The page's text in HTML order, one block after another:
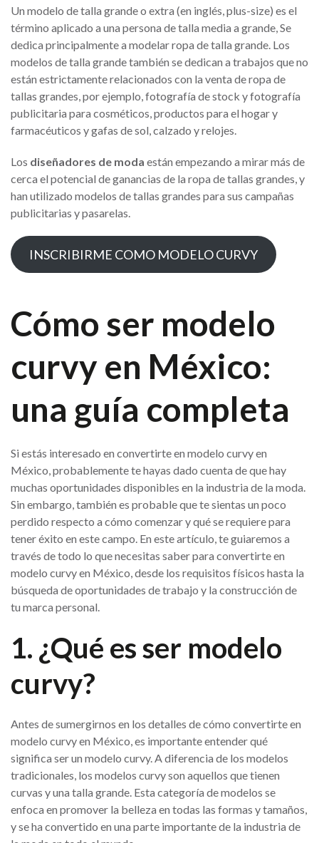
Un modelo de talla grande o extra (en inglés, plus-size) es el
término aplicado a una persona de talla media a grande, Se
dedica principalmente a modelar ropa de talla grande. Los
modelos de talla grande también se dedican a trabajos que no
están estrictamente relacionados con la venta de ropa de
tallas grandes, por ejemplo, fotografía de stock y fotografía
publicitaria para cosméticos, productos para el hogar y
farmacéuticos y gafas de sol, calzado y relojes.
Los diseñadores de moda están empezando a mirar más de
cerca el potencial de ganancias de la ropa de tallas grandes, y
han utilizado modelos de tallas grandes para sus campañas
publicitarias y pasarelas.
INSCRIBIRME COMO MODELO CURVY
Cómo ser modelo
curvy en México:
una guía completa
Si estás interesado en convertirte en modelo curvy en
México, probablemente te hayas dado cuenta de que hay
muchas oportunidades disponibles en la industria de la moda.
Sin embargo, también es probable que te sientas un poco
perdido respecto a cómo comenzar y qué se requiere para
tener éxito en este campo. En este artículo, te guiaremos a
través de todo lo que necesitas saber para convertirte en
modelo curvy en México, desde los requisitos físicos hasta la
búsqueda de oportunidades de trabajo y la construcción de
tu marca personal.
1. ¿Qué es ser modelo
curvy?
Antes de sumergirnos en los detalles de cómo convertirte en
modelo curvy en México, es importante entender qué
significa ser un modelo curvy. A diferencia de los modelos
tradicionales, los modelos curvy son aquellos que tienen
curvas y una talla grande. Esta categoría de modelos se
enfoca en promover la belleza en todas las formas y tamaños,
y se ha convertido en una parte importante de la industria de